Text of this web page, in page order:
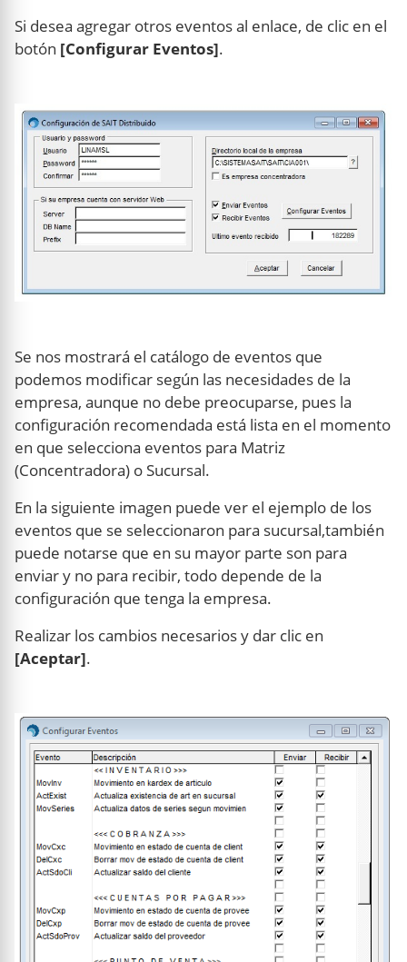
Si desea agregar otros eventos al enlace, de clic en el
botón [Configurar Eventos].
Se nos mostrará el catálogo de eventos que
podemos modificar según las necesidades de la
empresa, aunque no debe preocuparse, pues la
configuración recomendada está lista en el momento
en que selecciona eventos para Matriz
(Concentradora) o Sucursal.
En la siguiente imagen puede ver el ejemplo de los
eventos que se seleccionaron para sucursal,también
puede notarse que en su mayor parte son para
enviar y no para recibir, todo depende de la
configuración que tenga la empresa.
Realizar los cambios necesarios y dar clic en
[Aceptar].